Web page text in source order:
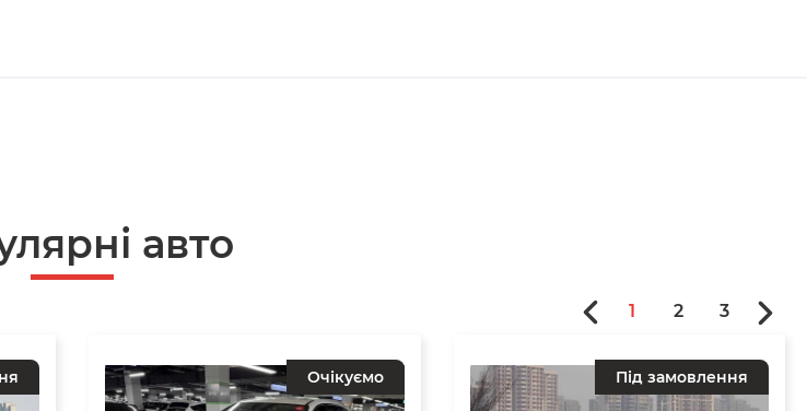
авто
Очікуємо Під замовлення
1 2 3